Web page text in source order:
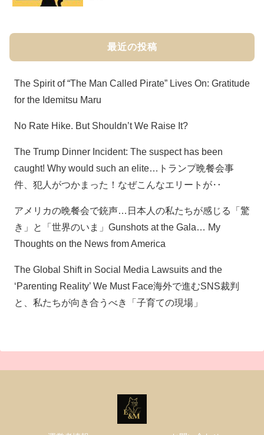
最近の投稿
The Spirit of “The Man Called Pirate” Lives On: Gratitude
for the Idemitsu Maru
No Rate Hike. But Shouldn’t We Raise It?
The Trump Dinner Incident: The suspect has been
caught! Why would such an elite…トランプ晩餐会事
件、犯人がつかまった！なぜこんなエリートが‥
アメリカの晩餐会で銃声…日本人の私たちが感じる「驚
き」と「世界のいま」Gunshots at the Gala… My
Thoughts on the News from America
The Global Shift in Social Media Lawsuits and the
‘Parenting Reality’ We Must Face海外で進むSNS裁判
と、私たちが向き合うべき「子育ての現場」